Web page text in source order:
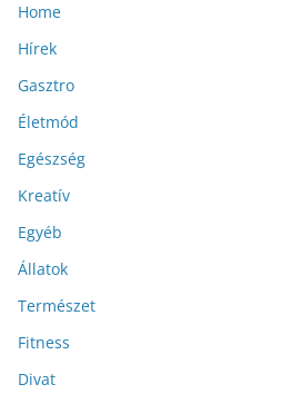
Home
Hírek
Gasztro
Életmód
Egészség
Kreatív
Egyéb
Állatok
Természet
Fitness
Divat